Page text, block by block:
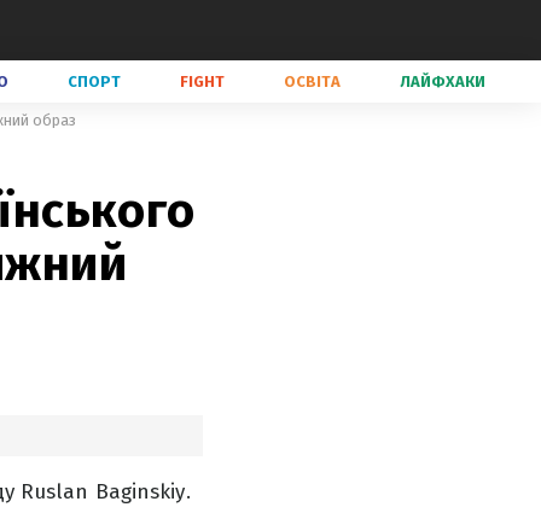
СПОРТ FIGHT ОСВІТА ЛАЙФХАКИ
образ
Ruslan Baginskiy.